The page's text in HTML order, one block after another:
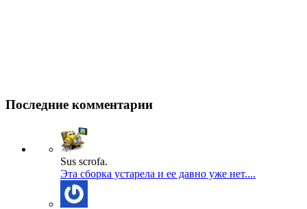
Последние комментарии
Sus scrofa.
Эта сборка устарела и ее давно уже нет....